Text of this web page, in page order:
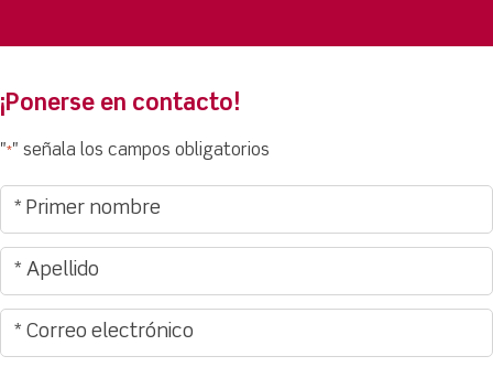
¡Ponerse en contacto!
"*" señala los campos obligatorios